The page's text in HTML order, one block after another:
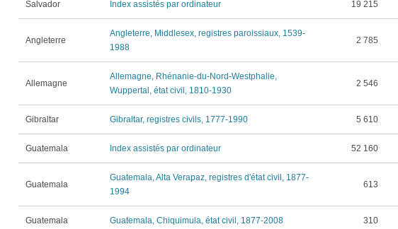
Salvador Index assistés par ordinateur 19 215
Angleterre
Angleterre, Middlesex, registres paroissiaux, 1539-
1988
2 785
Allemagne
Allemagne, Rhénanie-du-Nord-Westphalie,
Wuppertal, état civil, 1810-1930
2 546
Gibraltar Gibraltar, registres civils, 1777-1990 5 610
Guatemala Index assistés par ordinateur 52 160
Guatemala
Guatemala, Alta Verapaz, registres d'état civil, 1877-
1994
613
Guatemala Guatemala, Chiquimula, état civil, 1877-2008 310